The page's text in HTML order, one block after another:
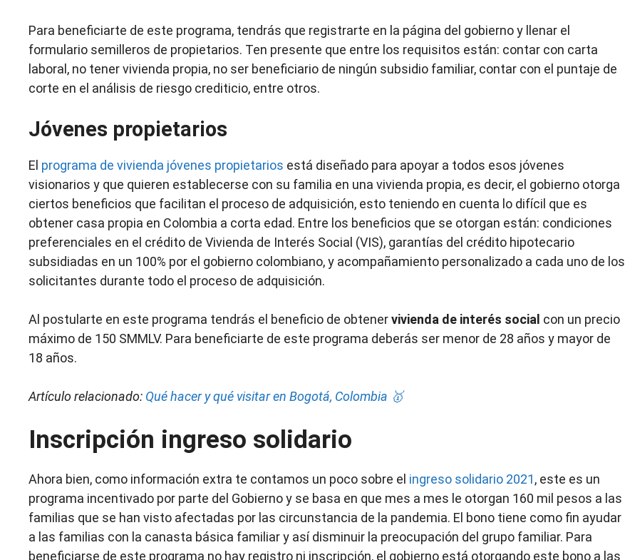
Para beneficiarte de este programa, tendrás que registrarte en la página del gobierno y llenar el
formulario semilleros de propietarios. Ten presente que entre los requisitos están: contar con carta
laboral, no tener vivienda propia, no ser beneficiario de ningún subsidio familiar, contar con el puntaje de
corte en el análisis de riesgo crediticio, entre otros.
Jóvenes propietarios
El programa de vivienda jóvenes propietarios está diseñado para apoyar a todos esos jóvenes
visionarios y que quieren establecerse con su familia en una vivienda propia, es decir, el gobierno otorga
ciertos beneficios que facilitan el proceso de adquisición, esto teniendo en cuenta lo difícil que es
obtener casa propia en Colombia a corta edad. Entre los beneficios que se otorgan están: condiciones
preferenciales en el crédito de Vivienda de Interés Social (VIS), garantías del crédito hipotecario
subsidiadas en un 100% por el gobierno colombiano, y acompañamiento personalizado a cada uno de los
solicitantes durante todo el proceso de adquisición.
Al postularte en este programa tendrás el beneficio de obtenervivienda de interés social con un precio
máximo de 150 SMMLV. Para beneficiarte de este programa deberás ser menor de 28 años y mayor de
18 años.
Artículo relacionado: Qué hacer y qué visitar en Bogotá, Colombia 🥇
Inscripción ingreso solidario
Ahora bien, como información extra te contamos un poco sobre el ingreso solidario 2021, este es un
programa incentivado por parte del Gobierno y se basa en que mes a mes le otorgan 160 mil pesos a las
familias que se han visto afectadas por las circunstancia de la pandemia. El bono tiene como fin ayudar
a las familias con la canasta básica familiar y así disminuir la preocupación del grupo familiar. Para
beneficiarse de este programa no hay registro ni inscripción, el gobierno está otorgando este bono a las